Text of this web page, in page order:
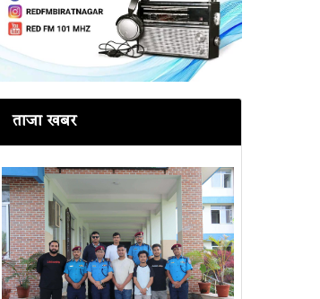
ताजा खबर